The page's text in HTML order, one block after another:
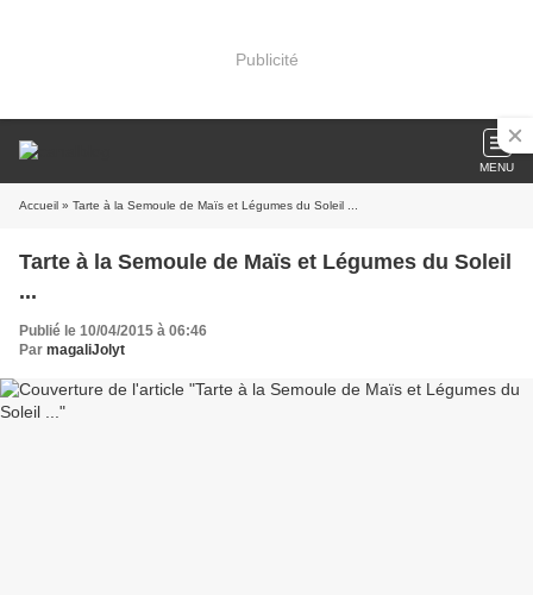
Publicité
MENU
Accueil » Tarte à la Semoule de Maïs et Légumes du Soleil ...
Tarte à la Semoule de Maïs et Légumes du Soleil
...
Publié le 10/04/2015 à 06:46
Par magaliJolyt